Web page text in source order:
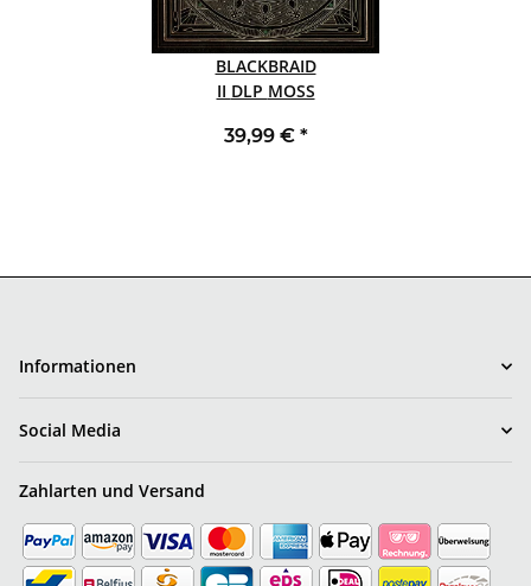
BLACKBRAID
II DLP MOSS
39,99 € *
Informationen
Social Media
Zahlarten und Versand